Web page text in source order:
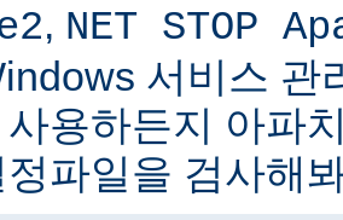
, NET STOP
서비스 관
사용하든지 아파
파일을 검사해